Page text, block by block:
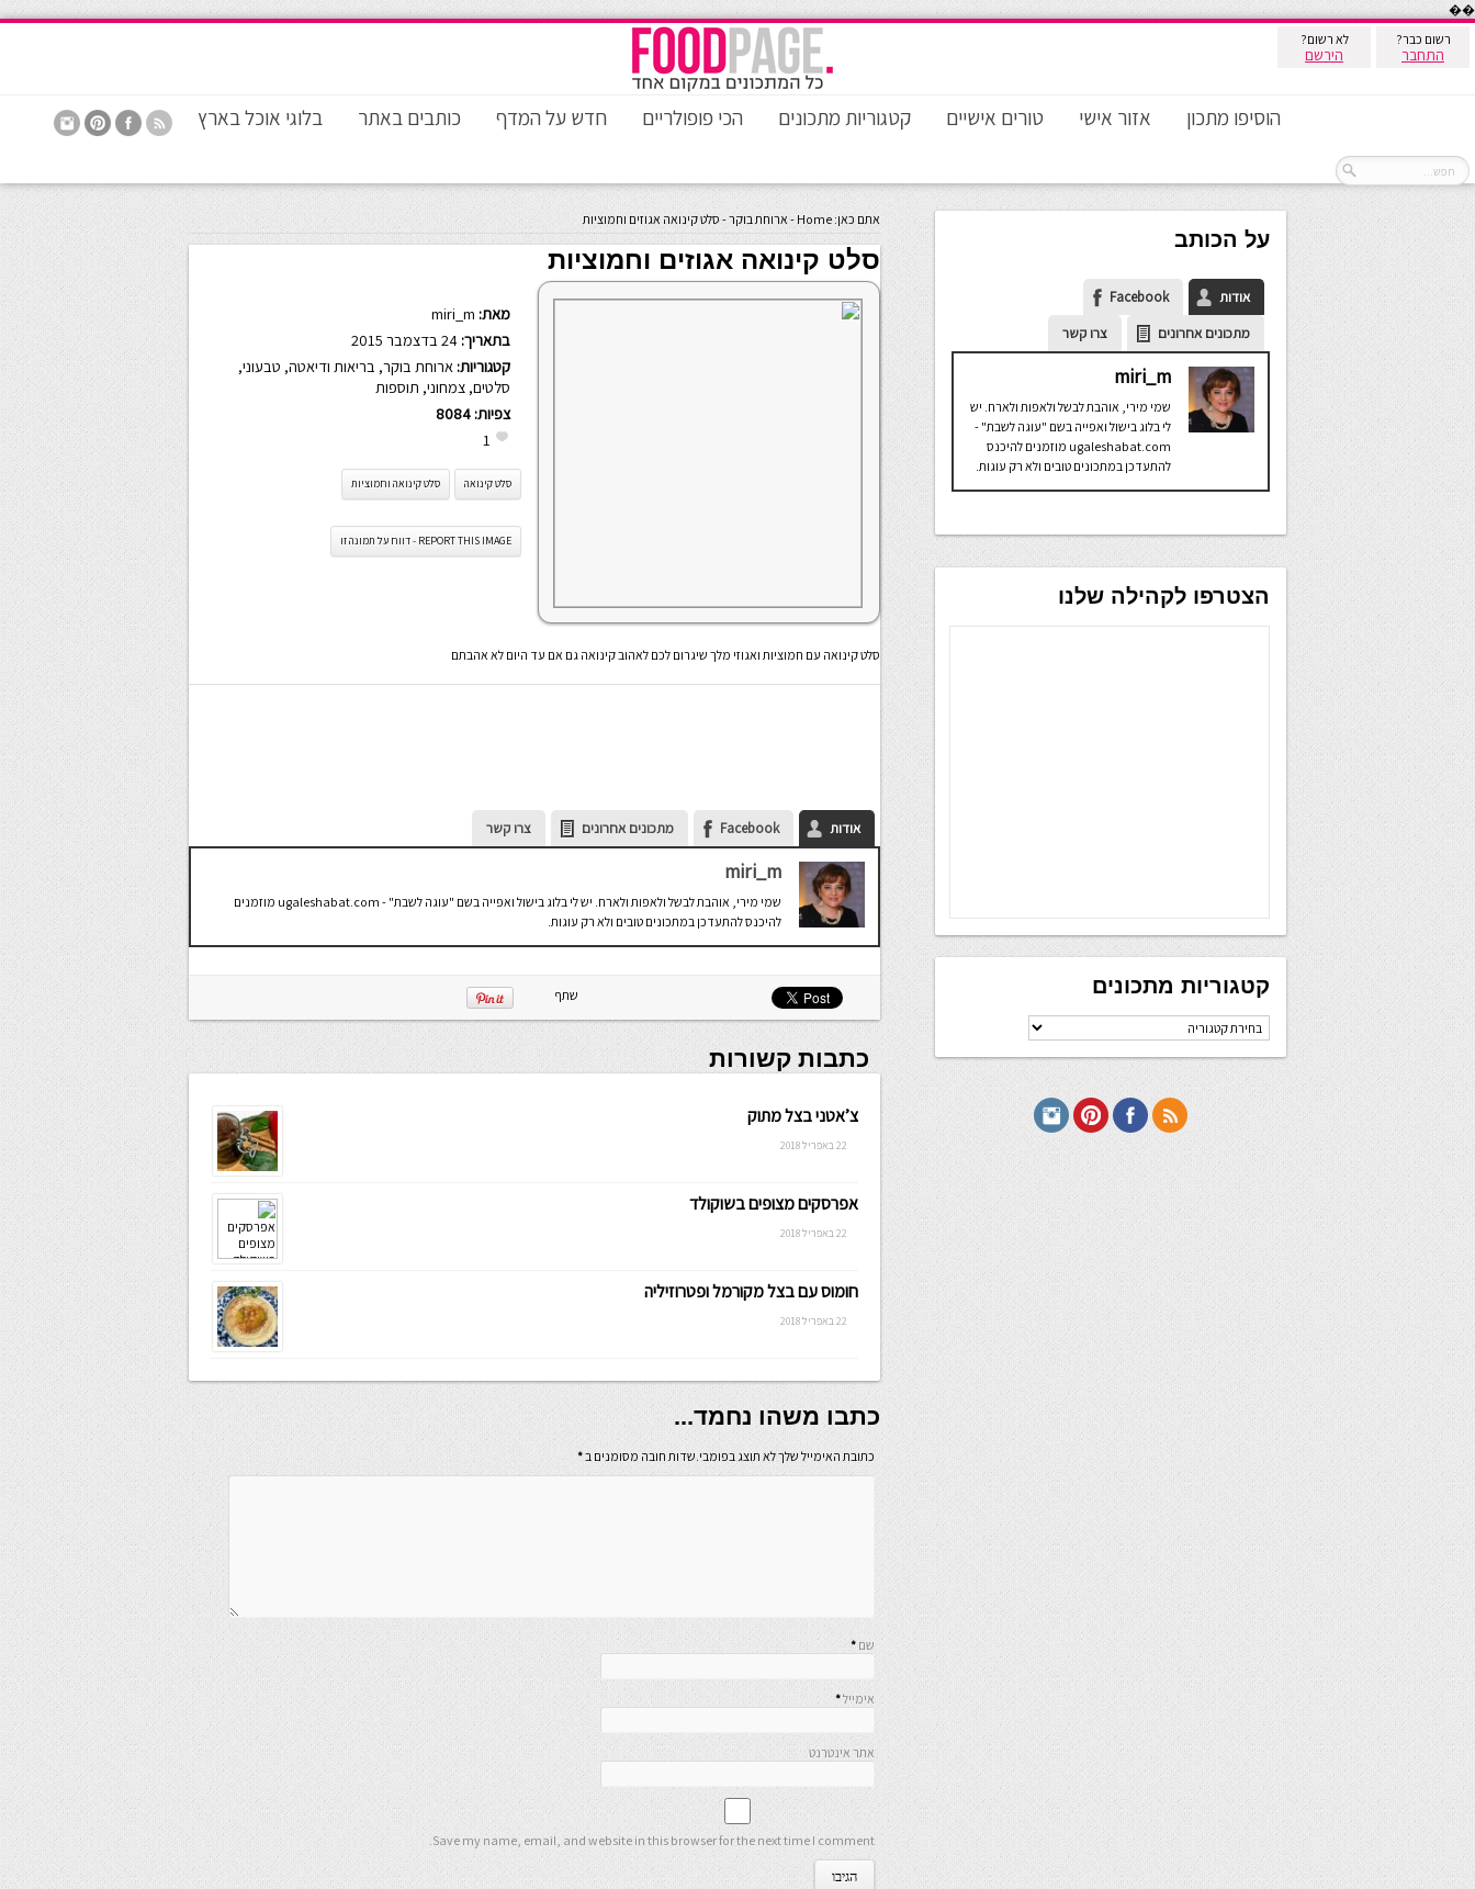
��
רשום כבר?
התחבר
לא רשום?
הירשם
הוסיפו מתכון אזור אישי טורים אישיים קטגוריות מתכונים הכי פופולריים חדש על המדף כותבים באתר בלוגי אוכל בארץ
אתם כאן: Home
- ארוחת בוקר-סלט קינואה אגוזים וחמוציות
סלט קינואה אגוזים וחמוציות
מאת: miri_m
בתאריך:
קטגוריות: ארוחת בוקר, בריאות ודיאטה, טבעוני,
סלטים, צמחוני, תוספות
צפיות: 8084
1
סלט קינואה סלט קינואה וחמוציות
REPORT THIS IMAGE - דווח על תמונה זו
סלט קינואה עם חמוציות ואגוזי מלך שיגרום לכם לאהוב קינואה גם אם עד היום לא אהבתם
אודות Facebook מתכונים אחרונים צרו קשר
miri_m
שמי מירי, אוהבת לבשל ולאפות ולארח. יש לי בלוג בישול ואפייה בשם "עוגה לשבת" - ugaleshabat.com מוזמנים
להיכנס להתעדכן במתכונים טובים ולא רק עוגות.
שתף
כתבות קשורות
צ’אטני בצל מתוק
22 באפריל 2018
אפרסקים מצופים בשוקולד
22 באפריל 2018
חומוס עם בצל מקורמל ופטרוזיליה
22 באפריל 2018
כתבו משהו נחמד...
כתובת האימייל שלך לא תוצג בפומבי.שדות חובה מסומנים ב*
שם *
אימייל*
אתר אינטרנט
Save my name, email, and website in this browser for the next time I comment.
על הכותב
אודות
Facebook
מתכונים אחרונים
צרו קשר
miri_m
שמי מירי, אוהבת לבשל ולאפות ולארח. יש
לי בלוג בישול ואפייה בשם "עוגה לשבת" -
ugaleshabat.com מוזמנים להיכנס
להתעדכן במתכונים טובים ולא רק עוגות.
הצטרפו לקהילה שלנו
קטגוריות מתכונים
קטגוריות
מתכונים